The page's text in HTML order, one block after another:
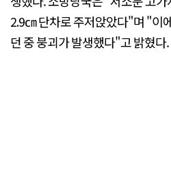
2.9㎝ 단차로 주저앉았다"며 "이
던 중 붕괴가 발생했다"고 밝혔다.